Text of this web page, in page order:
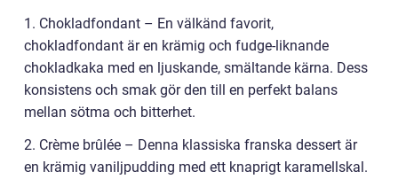
1. Chokladfondant – En välkänd favorit,
chokladfondant är en krämig och fudge-liknande
chokladkaka med en ljuskande, smältande kärna. Dess
konsistens och smak gör den till en perfekt balans
mellan sötma och bitterhet.
2. Crème brûlée – Denna klassiska franska dessert är
en krämig vaniljpudding med ett knaprigt karamellskal.